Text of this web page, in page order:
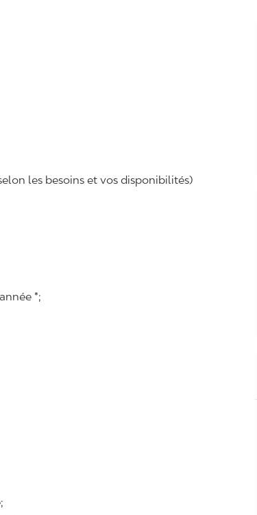
les besoins et vos disponibilités)
*;